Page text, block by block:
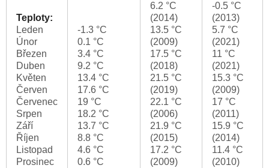
Teploty:
Leden
Únor
Březen
Duben
Květen
Červen
Červenec
Srpen
Září
Říjen
Listopad
Prosinec
-1.3 °C
0.1 °C
3.4 °C
9.2 °C
13.4 °C
17.6 °C
19 °C
18.2 °C
13.7 °C
8.8 °C
4.6 °C
0.6 °C
6.2 °C
(2014)
13.5 °C
(2009)
17.5 °C
(2018)
21.5 °C
(2019)
22.1 °C
(2006)
21.9 °C
(2015)
17.2 °C
(2009)
-0.5 °C
(2013)
5.7 °C
(2021)
11 °C
(2021)
15.3 °C
(2009)
17 °C
(2011)
15.9 °C
(2014)
11.4 °C
(2010)